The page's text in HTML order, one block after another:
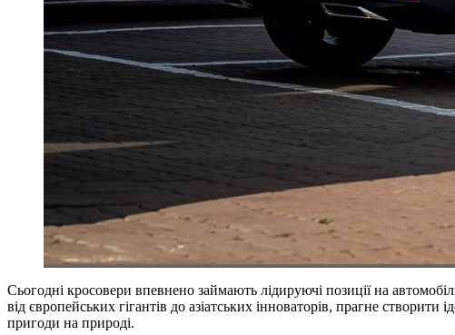
Сьогодні кросовери впевнено займають лідируючі позиції на
від європейських гігантів до азіатських інноваторів, прагне
пригоди на природі.